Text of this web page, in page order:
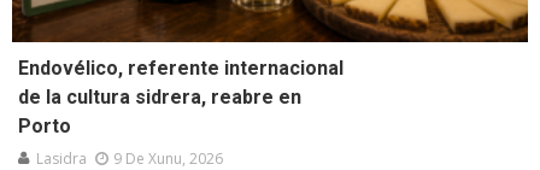
Endovélico, referente internacional
de la cultura sidrera, reabre en
Porto
Lasidra 9 De Xunu, 2026